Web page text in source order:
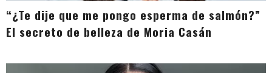
“¿Te dije que me pongo esperma de salmón?”
El secreto de belleza de Moria Casán